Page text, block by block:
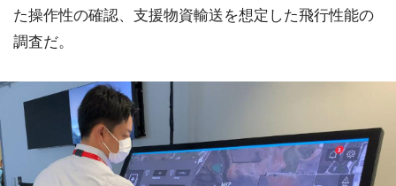
た操作性の確認、支援物資輸送を想定した飛行性能の
調査だ。